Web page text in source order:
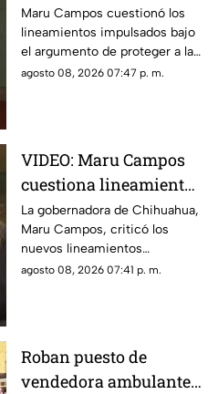
Campos acusa censura
en nuevos
lineamientos para
medios
Maru Campos cuestionó los
lineamientos impulsados bajo
el argumento de proteger a las
audiencias y afirmó que
agosto 08, 2026 07:47 p. m.
VIDEO: Maru Campos
cuestiona lineamientos
para medios y advierte
riesgos para la libertad
de expresión
La gobernadora de Chihuahua,
Maru Campos, criticó los
nuevos lineamientos
relacionados con los derechos
agosto 08, 2026 07:41 p. m.
Roban puesto de
vendedora ambulante